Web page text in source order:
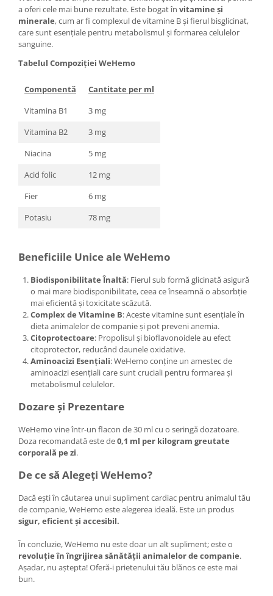
a oferi cele mai bune rezultate. Este bogat în vitamine și
minerale, cum ar fi complexul de vitamine B și fierul bisglicinat,
care sunt esențiale pentru metabolismul și formarea celulelor
sanguine.
Tabelul Compoziției WeHemo
Componentă
Cantitate per ml
Vitamina B1
3 mg
Vitamina B2
3 mg
Niacina
5 mg
Acid folic
12 mg
Fier
6 mg
Potasiu
78 mg
Beneficiile Unice ale WeHemo
Biodisponibilitate Înaltă: Fierul sub formă glicinată asigură
o mai mare biodisponibilitate, ceea ce înseamnă o absorbție
mai eficientă și toxicitate scăzută.
Complex de Vitamine B: Aceste vitamine sunt esențiale în
dieta animalelor de companie și pot preveni anemia.
Citoprotectoare: Propolisul și bioflavonoidele au efect
citoprotector, reducând daunele oxidative.
Aminoacizi Esențiali: WeHemo conține un amestec de
aminoacizi esențiali care sunt cruciali pentru formarea și
metabolismul celulelor.
Dozare și Prezentare
WeHemo vine într-un flacon de 30 ml cu o seringă dozatoare.
Doza recomandată este de0,1 ml per kilogram greutate
corporală pe zi.
De ce să Alegeți WeHemo?
Dacă ești în căutarea unui supliment cardiac pentru animalul tău
de companie, WeHemo este alegerea ideală. Este un produs
sigur, eficient și accesibil.
În concluzie, WeHemo nu este doar un alt supliment; este o
revoluție în îngrijirea sănătății animalelor de companie.
Așadar, nu aștepta! Oferă-i prietenului tău blănos ce este mai
bun.